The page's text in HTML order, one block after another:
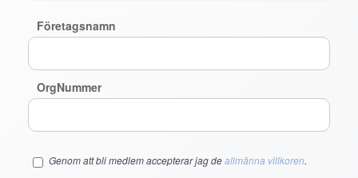
Företagsnamn
OrgNummer
Genom att bli medlem accepterar jag deallmänna villkoren.